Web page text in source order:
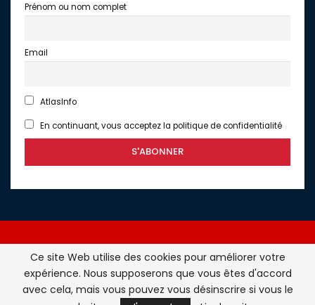
Prénom ou nom complet
Email
AtlasInfo
En continuant, vous acceptez la politique de confidentialité
Atlasinfo.fr : l'essentiel de l'actualité de la France et du
Maghreb © Tous Droits Réservés - Atlasinfo- 2026
Ce site Web utilise des cookies pour améliorer votre
expérience. Nous supposerons que vous êtes d'accord
avec cela, mais vous pouvez vous désinscrire si vous le